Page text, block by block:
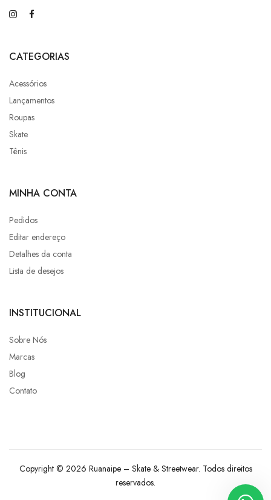
CATEGORIAS
Acessórios
Lançamentos
Roupas
Skate
Tênis
MINHA CONTA
Pedidos
Editar endereço
Detalhes da conta
Lista de desejos
INSTITUCIONAL
Sobre Nós
Marcas
Blog
Contato
Copyright © 2026 Ruanaipe – Skate & Streetwear. Todos direitos
reservados.